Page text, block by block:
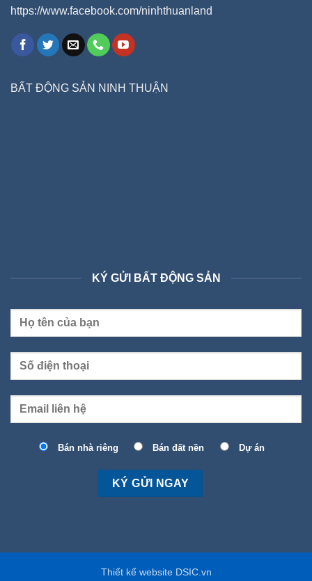
https://www.facebook.com/ninhthuanland
BẤT ĐỘNG SẢN NINH THUẬN
KÝ GỬI BẤT ĐỘNG SẢN
Bán nhà riêng Bán đất nền Dự án
Thiết kế website DSIC.vn